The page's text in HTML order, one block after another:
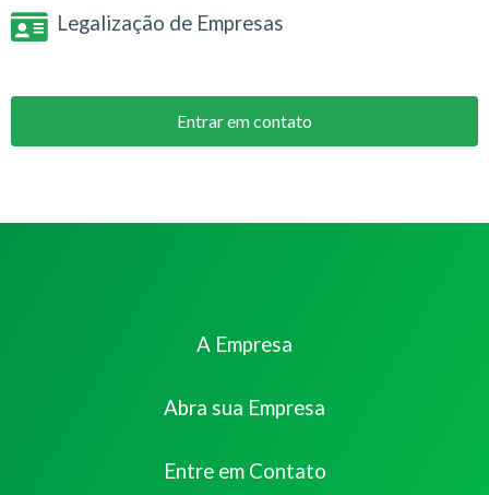
Legalização de Empresas
Entrar em contato
A Empresa
Abra sua Empresa
Entre em Contato